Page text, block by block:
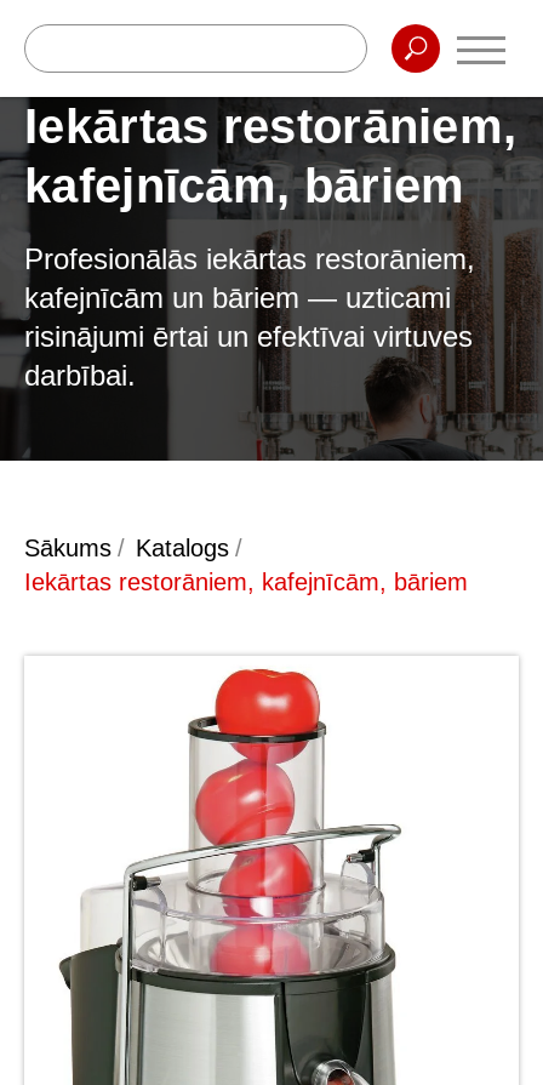
Iekārtas restorāniem,
kafejnīcām, bāriem
Profesionālās iekārtas restorāniem,
kafejnīcām un bāriem — uzticami
risinājumi ērtai un efektīvai virtuves
darbībai.
Sākums / Katalogs /
Iekārtas restorāniem, kafejnīcām, bāriem